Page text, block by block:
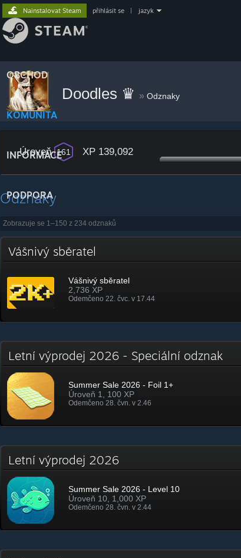
OBCHOD
KOMUNITA
INFORMACE
PODPORA
Nainstalovat Steam přihlásit se jazyk
Doodles ♛ » Odznaky
Úroveň 161 XP 139,092
Odznaky
Zobrazuje se 1–150 z 234 odznaků
Vášnivý sběratel
Vášnivý sběratel
2,736 XP
Odemčeno 22. čvc. v 17.44
Letní výprodej 2026 - Speciální odznak
Summer Sale 2026 - Foil 1+
Úroveň 1, 100 XP
Odemčeno 28. čvn. v 2.46
Letní výprodej 2026
Summer Sale 2026 - Level 10
Úroveň 10, 1,000 XP
Odemčeno 28. čvn. v 2.44